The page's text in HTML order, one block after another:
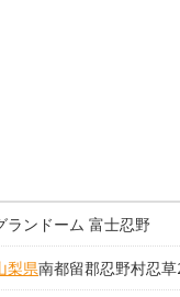
ランドーム 富士忍野
梨県南都留郡忍野村忍